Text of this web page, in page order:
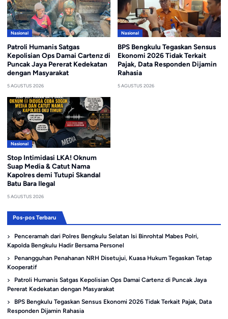
Nasional
Patroli Humanis Satgas
Kepolisian Ops Damai Cartenz di
Puncak Jaya Pererat Kedekatan
dengan Masyarakat
5 AGUSTUS 2026
Nasional
BPS Bengkulu Tegaskan Sensus
Ekonomi 2026 Tidak Terkait
Pajak, Data Responden Dijamin
Rahasia
5 AGUSTUS 2026
Nasional
Stop Intimidasi LKA! Oknum
Suap Media & Catut Nama
Kapolres demi Tutupi Skandal
Batu Bara Ilegal
5 AGUSTUS 2026
Pos-pos Terbaru
Penceramah dari Polres Bengkulu Selatan Isi Binrohtal Mabes Polri,
Kapolda Bengkulu Hadir Bersama Personel
Penangguhan Penahanan NRH Disetujui, Kuasa Hukum Tegaskan Tetap
Kooperatif
Patroli Humanis Satgas Kepolisian Ops Damai Cartenz di Puncak Jaya
Pererat Kedekatan dengan Masyarakat
BPS Bengkulu Tegaskan Sensus Ekonomi 2026 Tidak Terkait Pajak, Data
Responden Dijamin Rahasia